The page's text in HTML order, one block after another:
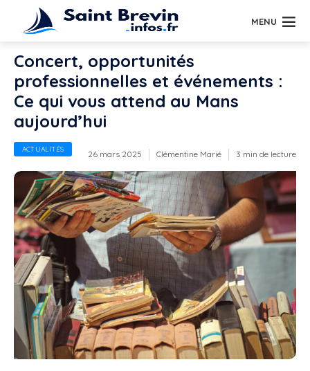
MENU
Concert, opportunités
professionnelles et événements :
Ce qui vous attend au Mans
aujourd’hui
ACTUALITÉS 26 mars 2025 Clémentine Marié 3 min de lecture